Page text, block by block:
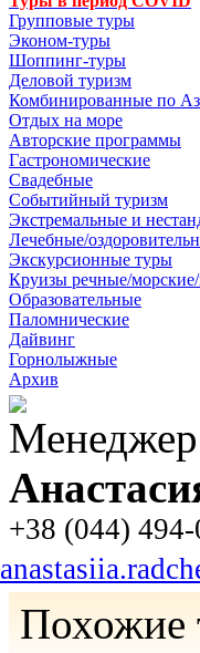
Групповые туры
Эконом-туры
Шоппинг-туры
Деловой туризм
Комбинированные по
Отдых на море
Авторские программы
Гастрономические
Свадебные
Событийный туризм
Экстремальные и
Лечебные/
Экскурсионные туры
Круизы речные/
Образовательные
Паломнические
Дайвинг
Горнолыжные
Архив
Менеджер
+38 (044)
Похожие